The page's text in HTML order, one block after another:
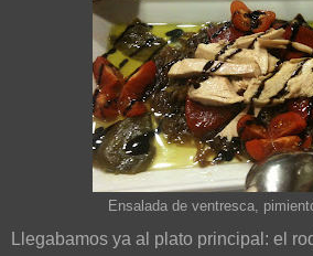
Ensalada de ventresca,
Llegabamos ya al plato principal: el